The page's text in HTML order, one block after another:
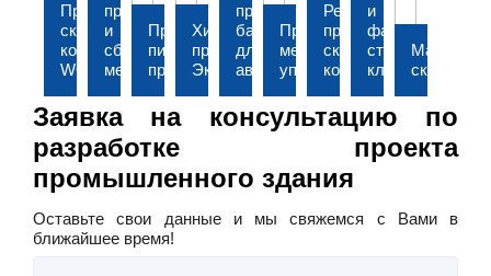
Производственно-
складской
комплекс
WOODSTOCK
производству
и
сборке
мебели
Предприятие
пищевой
промышленности
Химическое
предприятие
Экос-1
производству
багажников
для
автомобилей
Производство
металлизированной
упаковки
Реконструкция
производственно-
складского
корпуса
и
фасовке
строительного
клея
склад
Заявка на консультацию по
разработке проекта
промышленного здания
Оставьте свои данные и мы свяжемся с Вами в
ближайшее время!